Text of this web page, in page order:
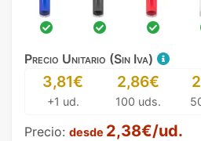
Precio Unitario (Sin Iva)
3,81€
+1 ud.
2,86€
100 uds.
Precio: desde 2,38€/ud.